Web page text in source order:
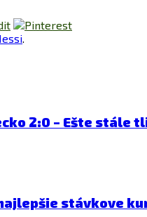
.
2:0 – Ešte stále
stávkove